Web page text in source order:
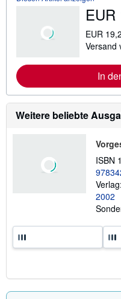
EUR
EUR
Versand
In
Weitere beliebte
ISBN
Verlag:
2002